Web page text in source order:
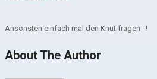
Ansonsten einfach mal den Knut fragen !
About The Author